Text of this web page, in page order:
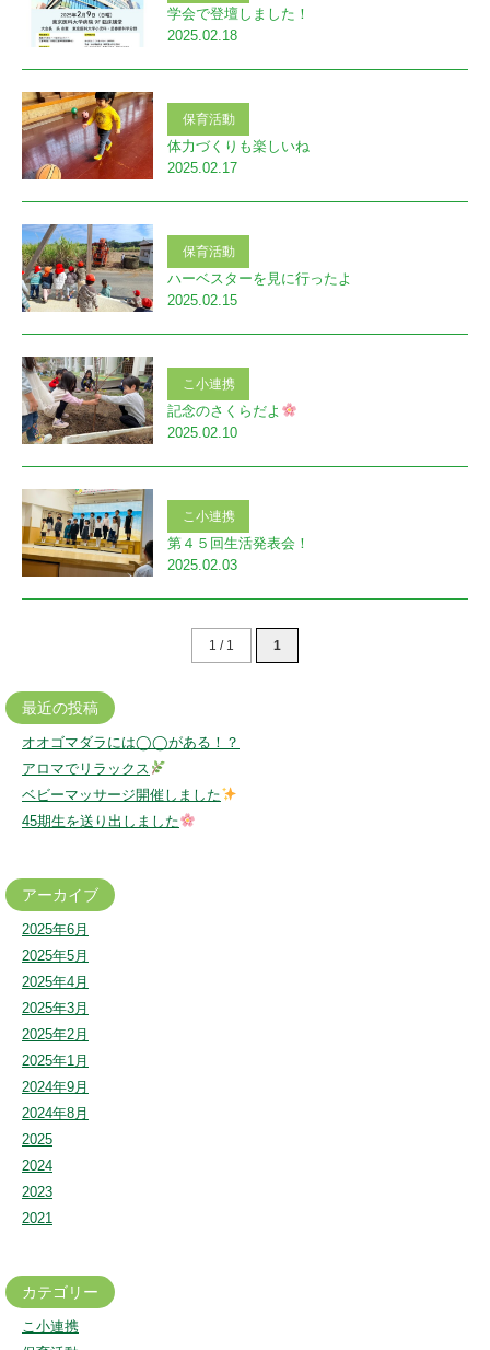
学会で登壇しました！
2025.02.18
保育活動
体力づくりも楽しいね
2025.02.17
保育活動
ハーベスターを見に行ったよ
2025.02.15
こ小連携
記念のさくらだよ
2025.02.10
こ小連携
第４５回生活発表会！
2025.02.03
1 / 1 1
最近の投稿
オオゴマダラには◯◯がある！？
アロマでリラックス
ベビーマッサージ開催しました
45期生を送り出しました
アーカイブ
2025年6月
2025年5月
2025年4月
2025年3月
2025年2月
2025年1月
2024年9月
2024年8月
2025
2024
2023
2021
カテゴリー
こ小連携